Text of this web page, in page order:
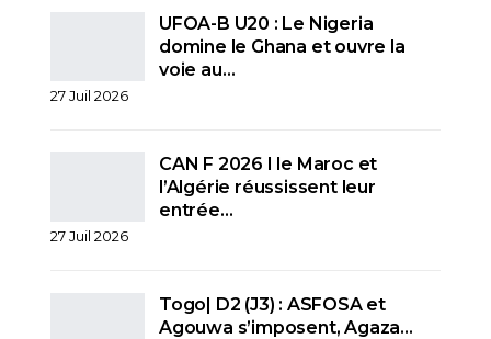
UFOA-B U20 : Le Nigeria
domine le Ghana et ouvre la
voie au…
27 Juil 2026
CAN F 2026 I le Maroc et
l’Algérie réussissent leur
entrée…
27 Juil 2026
Togo| D2 (J3) : ASFOSA et
Agouwa s’imposent, Agaza…